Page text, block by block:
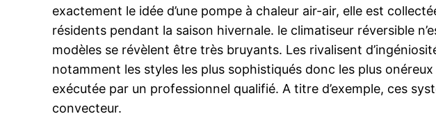
exactement le idée d’une pompe à chaleur air-air, elle est
résidents pendant la saison hivernale. le climatiseur réversible
modèles se révèlent être très bruyants. Les rivalisent
notamment les styles les plus sophistiqués donc les plus
exécutée par un professionnel qualifié. A titre d’exemple, ces
convecteur.